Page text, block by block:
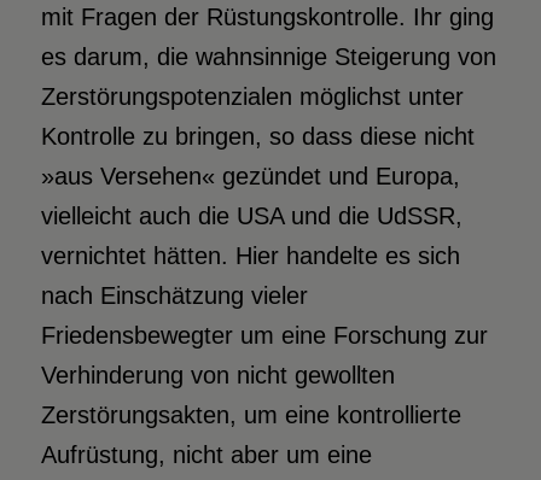
mit Fragen der Rüstungskontrolle. Ihr ging
es darum, die wahnsinnige Steigerung von
Zerstörungspotenzialen möglichst unter
Kontrolle zu bringen, so dass diese nicht
»aus Versehen« gezündet und Europa,
vielleicht auch die USA und die UdSSR,
vernichtet hätten. Hier handelte es sich
nach Einschätzung vieler
Friedensbewegter um eine Forschung zur
Verhinderung von nicht gewollten
Zerstörungsakten, um eine kontrollierte
Aufrüstung, nicht aber um eine